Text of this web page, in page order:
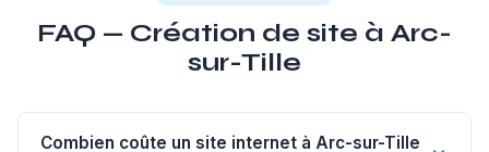
FAQ — Création de site à Arc-
sur-Tille
Combien coûte un site internet à Arc-sur-Tille